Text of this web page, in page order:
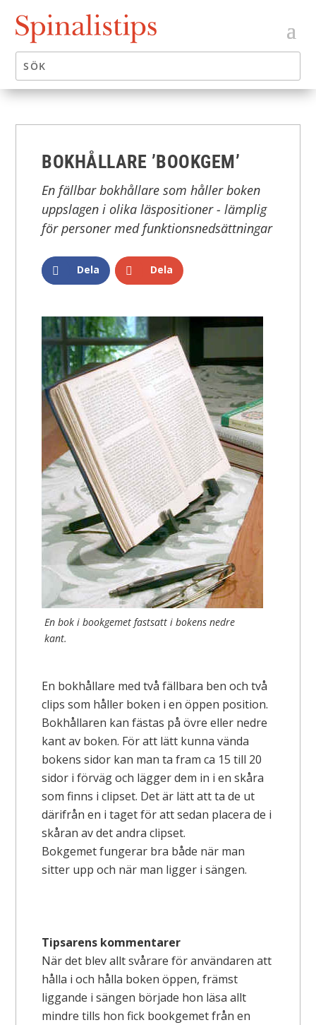
BOKHÅLLARE ’BOOKGEM’
En fällbar bokhållare som håller boken
uppslagen i olika läspositioner - lämplig
för personer med funktionsnedsättningar
Dela Dela
En bok i bookgemet fastsatt i bokens nedre
kant.
En bokhållare med två fällbara ben och två
clips som håller boken i en öppen position.
Bokhållaren kan fästas på övre eller nedre
kant av boken. För att lätt kunna vända
bokens sidor kan man ta fram ca 15 till 20
sidor i förväg och lägger dem in i en skåra
som finns i clipset. Det är lätt att ta de ut
därifrån en i taget för att sedan placera de i
skåran av det andra clipset.
Bokgemet fungerar bra både när man
sitter upp och när man ligger i sängen.
Tipsarens kommentarer
När det blev allt svårare för användaren att
hålla i och hålla boken öppen, främst
liggande i sängen började hon läsa allt
mindre tills hon fick bookgemet från en